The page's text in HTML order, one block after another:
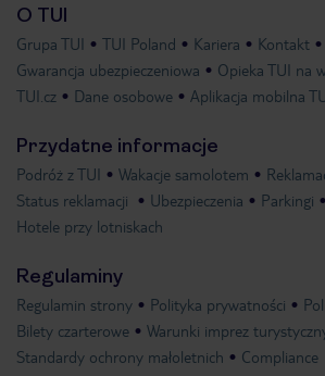
O TUI
Grupa TUI TUI Poland Kariera
Kontakt
Gwarancja ubezpieczeniowa
Opieka TUI na
TUI.cz
Dane osobowe Aplikacja mobilna
Przydatne informacje
Podróż z TUI Wakacje samolotem
Status reklamacji
Ubezpieczenia
Parkingi
Hotele przy lotniskach
Regulaminy
Regulamin strony Polityka prywatności
Bilety czarterowe
Warunki imprez
Standardy ochrony małoletnich
Compliance